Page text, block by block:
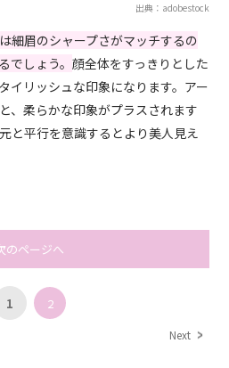
出典：adobestock
細眉のシャープさがマッチするの
でしょう。顔全体をすっきりとした
イリッシュな印象になります。アー
、柔らかな印象がプラスされます
と平行を意識するとより美人見え
のページへ
1 2
Next